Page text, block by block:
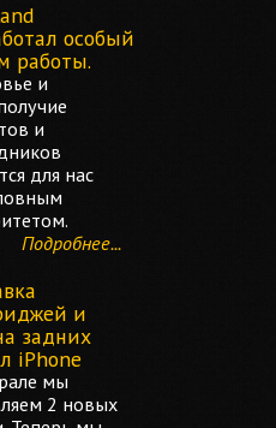
особый
работы.
и
и
для нас
Подробнее...
и
задних
iPhone
мы
2 новых